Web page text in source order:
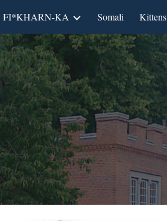
Skip to navigation
FI*KHARN-KA Somali Kittens